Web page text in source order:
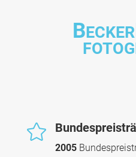
BECKER

2005